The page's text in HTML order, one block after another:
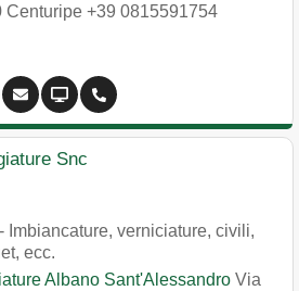
Centuripe +39 0815591754
Snc
Imbiancature, verniciature, civili,
ecc.
Albano Sant'Alessandro Via